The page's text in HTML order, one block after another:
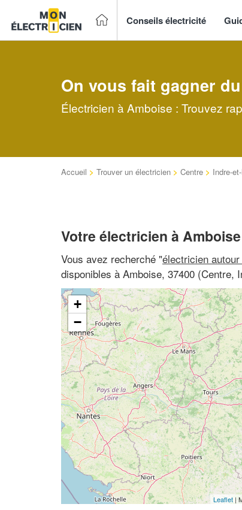
Conseils électricité
On vous fait gagner
Électricien à Amboise : Trouvez
Accueil > Trouver un électricien > Centre > Indre-
Votre électricien à Amboise
Vous avez recherché "électricien
disponibles à Amboise, 37400 (Centre,
+
−
Leaflet |